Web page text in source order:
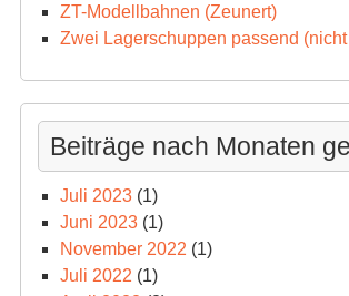
ZT-Modellbahnen (Zeunert)
Zwei Lagerschuppen passend
Beiträge nach Monaten
Juli 2023(1)
Juni 2023(1)
November 2022 (1)
Juli 2022 (1)